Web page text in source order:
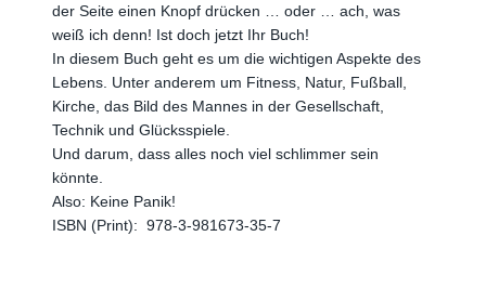
der Seite einen Knopf drücken … oder … ach, was
weiß ich denn! Ist doch jetzt Ihr Buch!
In diesem Buch geht es um die wichtigen Aspekte des
Lebens. Unter anderem um Fitness, Natur, Fußball,
Kirche, das Bild des Mannes in der Gesellschaft,
Technik und Glücksspiele.
Und darum, dass alles noch viel schlimmer sein
könnte.
Also: Keine Panik!
ISBN (Print): 978-3-981673-35-7